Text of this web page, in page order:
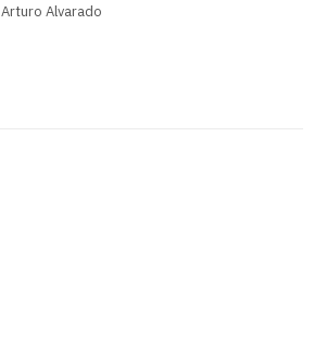
Arturo Alvarado